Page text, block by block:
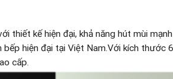
thiết kế hiện đại, khả năng hút mùi
hiện đại tại Việt Nam.Với kích thước
cấp.